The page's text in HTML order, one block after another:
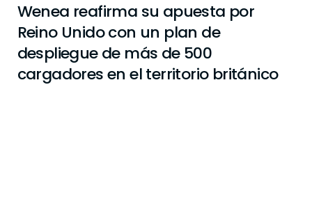
Wenea reafirma su apuesta por
Reino Unido con un plan de
despliegue de más de 500
cargadores en el territorio británico